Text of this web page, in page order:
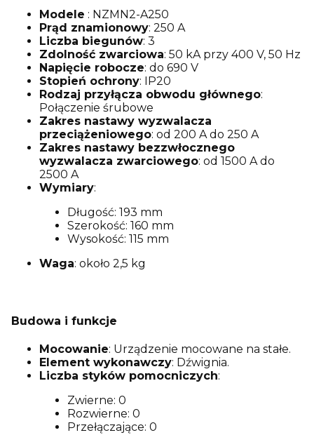
Modele : NZMN2-A250
Prąd znamionowy: 250 A
Liczba biegunów: 3
Zdolność zwarciowa: 50 kA przy 400 V, 50 Hz
Napięcie robocze: do 690 V
Stopień ochrony: IP20
Rodzaj przyłącza obwodu głównego:
Połączenie śrubowe
Zakres nastawy wyzwalacza
przeciążeniowego: od 200 A do 250 A
Zakres nastawy bezzwłocznego
wyzwalacza zwarciowego: od 1500 A do
2500 A
Wymiary:
Długość: 193 mm
Szerokość: 160 mm
Wysokość: 115 mm
Waga: około 2,5 kg
Budowa i funkcje
Mocowanie: Urządzenie mocowane na stałe.
Element wykonawczy: Dźwignia.
Liczba styków pomocniczych:
Zwierne: 0
Rozwierne: 0
Przełączające: 0